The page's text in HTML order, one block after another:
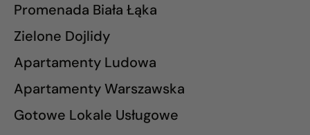
Promenada Biała Łąka
Zielone Dojlidy
Apartamenty Ludowa
Apartamenty Warszawska
Gotowe Lokale Usługowe